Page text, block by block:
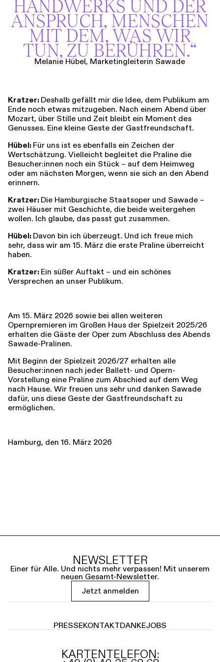
HANDWERKS UND DER
ANSPRUCH, MENSCHEN
MIT DEM, WAS WIR
TUN, ZU BERÜHREN.“
Melanie Hübel, Marketingleiterin Sawade
Kratzer: Deshalb gefällt mir die Idee, dem Publikum am
Ende noch etwas mitzugeben. Nach einem Abend über
Mozart, über Stille und Zeit bleibt ein Moment des
Genusses. Eine kleine Geste der Gastfreundschaft.
Hübel: Für uns ist es ebenfalls ein Zeichen der
Wertschätzung. Vielleicht begleitet die Praline die
Besucher:innen noch ein Stück – auf dem Heimweg
oder am nächsten Morgen, wenn sie sich an den Abend
erinnern.
Kratzer: Die Hamburgische Staatsoper und Sawade –
zwei Häuser mit Geschichte, die beide weitergehen
wollen. Ich glaube, das passt gut zusammen.
Hübel: Davon bin ich überzeugt. Und ich freue mich
sehr, dass wir am 15. März die erste Praline überreicht
haben.
Kratzer: Ein süßer Auftakt – und ein schönes
Versprechen an unser Publikum.
Am 15. März 2026 sowie bei allen weiteren
Opernpremieren im Großen Haus der Spielzeit 2025/26
erhalten die Gäste der Oper zum Abschluss des Abends
Sawade-Pralinen.
Mit Beginn der Spielzeit 2026/27 erhalten alle
Besucher:innen nach jeder Ballett- und Opern-
Vorstellung eine Praline zum Abschied auf dem Weg
nach Hause. Wir freuen uns sehr und danken Sawade
dafür, uns diese Geste der Gastfreundschaft zu
ermöglichen.
Hamburg, den 16. März 2026
NEWSLETTER
Einer für Alle. Und nichts mehr verpassen! Mit unserem
neuen Gesamt-Newsletter.
Jetzt anmelden
PRESSEKONTAKTDANKEJOBS
KARTENTELEFON: